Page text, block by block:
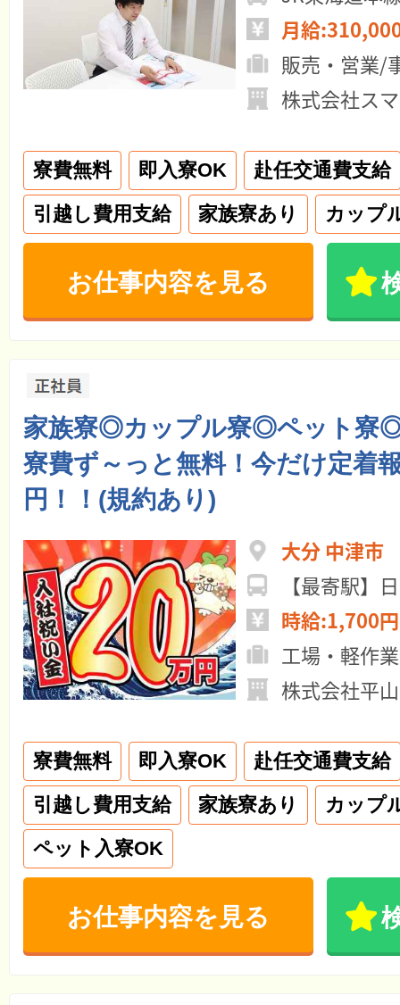
月給
販売・営業/
株式会社ス
寮費無料 即入寮OK
赴任交通費支給
引越し費用支給
家族寮あり カップ
お仕事内容を見る
家族寮◎カップル寮◎ペット寮
寮費ず～っと無料！今だけ定着
円！！(規約あり)
大分 中津市
【最寄駅】
時給:1,700
工場・軽作業
株式会社平
寮費無料 即入寮OK
赴任交通費支給
引越し費用支給
家族寮あり
カップ
ペット入寮OK
お仕事内容を見る